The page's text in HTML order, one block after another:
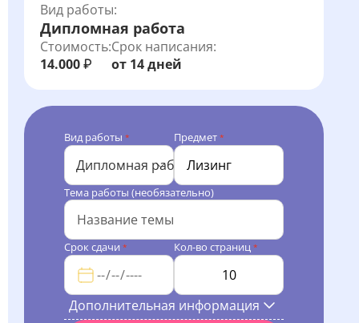
Вид работы:
Дипломная работа
Стоимость:
14.000 ₽
Срок написания:
от 14 дней
Вид работы *
Дипломная работа
Предмет *
Тема работы (необязательно)
Срок сдачи * Кол-во страниц *
Дополнительная информация